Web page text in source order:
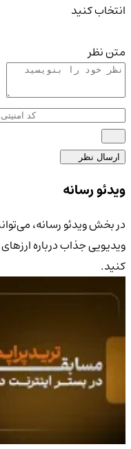
انتخاب کنید
متن نظر
ارسال نظر
4.9/5
ویدئو رسانه
در بخش ویدئو رسانه،
ویدیویی جذاب درباره
کنید.